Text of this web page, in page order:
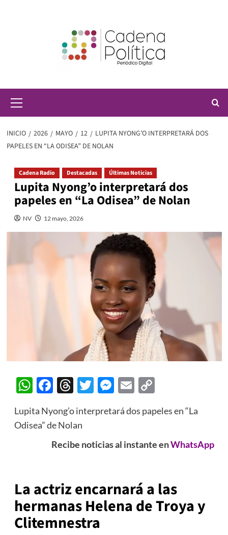
principal
INICIO 2026 MAYO 12
LUPITA NYONG’O INTERPRETARÁ DOS
PAPELES EN “LA ODISEA” DE NOLAN
Cadena Radio Destacadas Últimas Noticias
Lupita Nyong’o interpretará dos
papeles en “La Odisea” de Nolan
NV 12 mayo, 2026
WhatsApp
Facebook
Threads
Twitter
Messenger
EmailCopy
Lupita Nyong’o interpretará dos papeles en “La
Odisea” de Nolan
Recibe noticias al instante enWhatsApp
La actriz encarnará a las
hermanas Helena de Troya y
Clitemnestra